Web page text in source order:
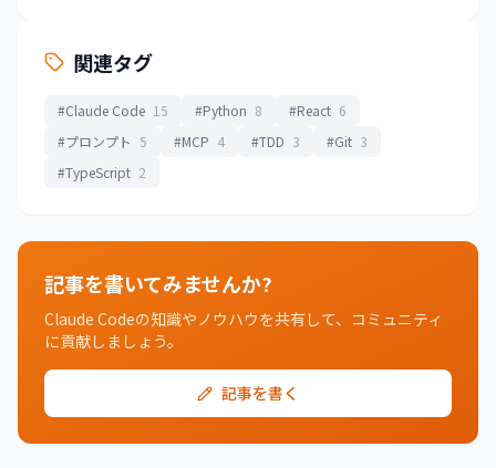
関連タグ
#Claude Code 15 #Python 8 #React 6
#プロンプト 5 #MCP 4 #TDD 3 #Git 3
#TypeScript 2
記事を書いてみませんか?
Claude Codeの知識やノウハウを共有して、コミュニティ
に貢献しましょう。
記事を書く